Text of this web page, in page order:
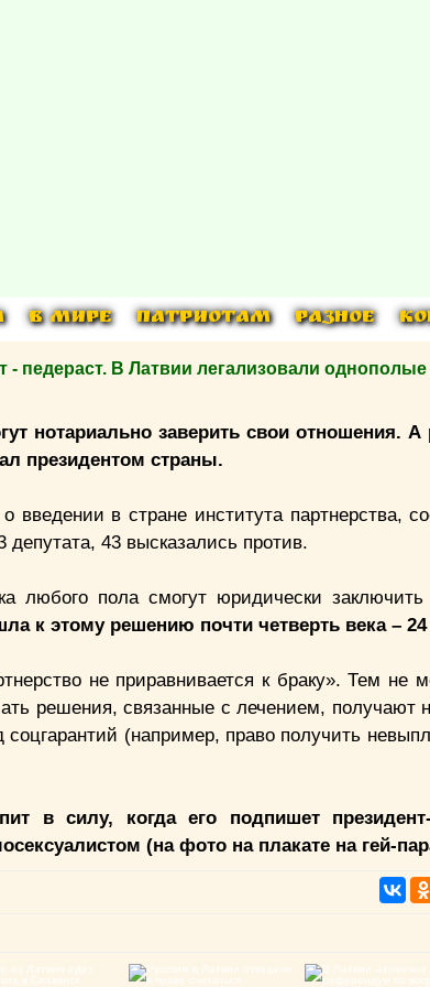
В МИРЕ ПАТРИОТАМ РАЗНОЕ
В Латвии легализовали однополые
нотариально заверить свои отношения.
президентом страны.
введении в стране института партнерства,
депутата, 43 высказались против.
пола смогут юридически заключить
к этому решению почти четверть века – 24
не приравнивается к браку». Тем не
решения, связанные с лечением, получают
(например, право получить
в силу, когда его подпишет
(на фото на плакате на гей-